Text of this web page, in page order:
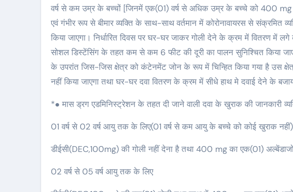
वर्ष से कम उम्र के बच्चों [जिनमें एक(01) वर्ष से अधिक उम्र के बच्चे को 400 mg
एवं गंभीर रूप से बीमार व्यक्ति के साथ-साथ वर्तमान में कोरोनावायरस से संक्रमित
किया जाएगा। निर्धारित दिवस पर घर-घर जाकर गोली देने के क्रम में वितरण में लगे
सोशल डिस्टेंसिंग के तहत कम से कम 6 फीट की दूरी का पालन सुनिश्चित किया जाए
के उपरांत जिस-जिस क्षेत्र को कंटेनमेंट जोन के रूप में चिन्हित किया गया है उस
नहीं किया जाएगा तथा घर-घर दवा वितरण के क्रम में सीधे हाथ मे दवाई देने के
*● मास ड्रग एडमिनिस्ट्रेशन के तहत दी जाने वाली दवा के खुराक की जानकारी
01 वर्ष से 02 वर्ष आयु तक के लिए(01 वर्ष से कम आयु के बच्चे को कोई खुराक नहीं)
डीईसी(DEC,100mg) की गोली नहीं देना है तथा 400 mg का एक(01)
02 वर्ष से 05 वर्ष आयु तक के लिए